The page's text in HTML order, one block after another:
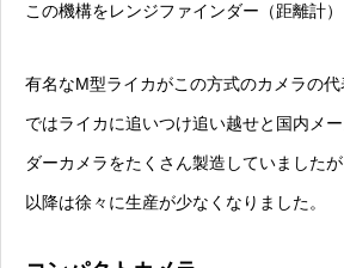
この機構をレンジファインダー（距離計）
有名なM型ライカがこの方式のカメラの
ではライカに追いつけ追い越せと国内メ
ダーカメラをたくさん製造していました
以降は徐々に生産が少なくなりました。